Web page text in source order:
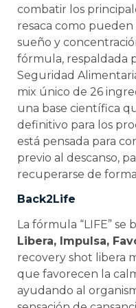
combatir los
resaca como pueden
sueño y
fórmula, respaldada
Seguridad
mix único de 26
una base científica
definitivo para los
está pensada para
previo al descanso,
recuperarse de
Back2Life
La fórmula “LIFE” se
Libera, Impulsa,
recovery shot libera
que favorecen la
ayudando al